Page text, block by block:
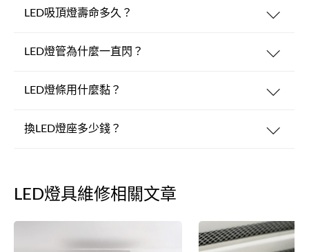
LED吸頂燈壽命多久？
LED燈管為什麼一直閃？
LED燈條用什麼黏？
換LED燈座多少錢？
LED燈具維修相關文章